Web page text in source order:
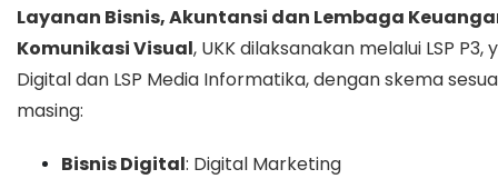
Layanan Bisnis, Akuntansi dan Lembaga
Komunikasi Visual, UKK dilaksanakan melalui LSP P3,
Digitaldan LSP Media Informatika, dengan skema
masing:
Bisnis Digital: Digital Marketing